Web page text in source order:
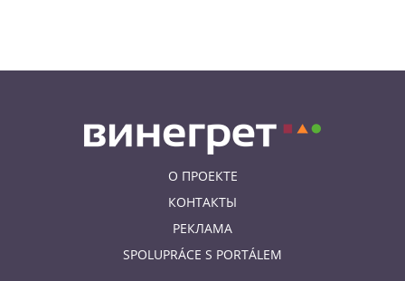
О ПРОЕКТЕ
КОНТАКТЫ
РЕКЛАМА
SPOLUPRÁCE S PORTÁLEM